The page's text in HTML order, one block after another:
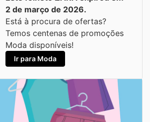
2 de março de 2026.
Está à procura de ofertas?
Temos centenas de promoções
Moda disponíveis!
Ir para Moda